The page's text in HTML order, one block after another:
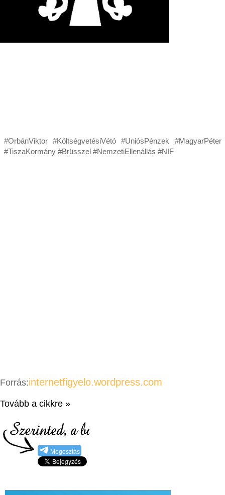
#OrbánViktor #KöltségvetésiVétó #UniósPénzek #MagyarPéter
#TiszaKormány #Brüsszel #NemzetiEllenállás #NIF
Forrás:internetfigyelo.wordpress.com
Tovább a cikkre »
Megosztás